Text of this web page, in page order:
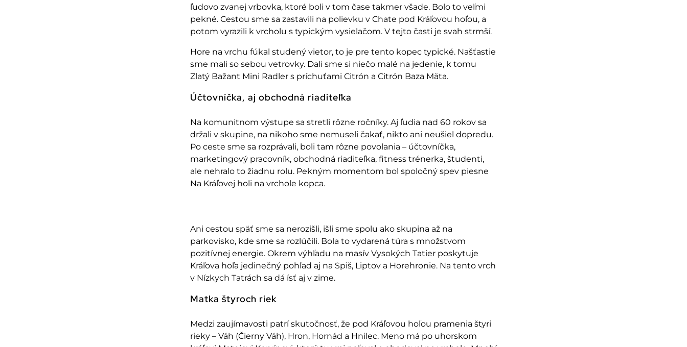
ľudovo zvanej vrbovka, ktoré boli v tom čase takmer všade. Bolo to veľmi
pekné. Cestou sme sa zastavili na polievku v Chate pod Kráľovou hoľou, a
potom vyrazili k vrcholu s typickým vysielačom. V tejto časti je svah strmší.
Hore na vrchu fúkal studený vietor, to je pre tento kopec typické. Našťastie
sme mali so sebou vetrovky. Dali sme si niečo malé na jedenie, k tomu
Zlatý Bažant Mini Radler s príchuťami Citrón a Citrón Baza Mäta.
Účtovníčka, aj obchodná riaditeľka
Na komunitnom výstupe sa stretli rôzne ročníky. Aj ľudia nad 60 rokov sa
držali v skupine, na nikoho sme nemuseli čakať, nikto ani neušiel dopredu.
Po ceste sme sa rozprávali, boli tam rôzne povolania – účtovníčka,
marketingový pracovník, obchodná riaditeľka, fitness trénerka, študenti,
ale nehralo to žiadnu rolu. Pekným momentom bol spoločný spev piesne
Na Kráľovej holi na vrchole kopca.
Ani cestou späť sme sa nerozišli, išli sme spolu ako skupina až na
parkovisko, kde sme sa rozlúčili. Bola to vydarená túra s množstvom
pozitívnej energie. Okrem výhľadu na masív Vysokých Tatier poskytuje
Kráľova hoľa jedinečný pohľad aj na Spiš, Liptov a Horehronie. Na tento vrch
v Nízkych Tatrách sa dá ísť aj v zime.
Matka štyroch riek
Medzi zaujímavosti patrí skutočnosť, že pod Kráľovou hoľou pramenia štyri
rieky – Váh (Čierny Váh), Hron, Hornád a Hnilec. Meno má po uhorskom